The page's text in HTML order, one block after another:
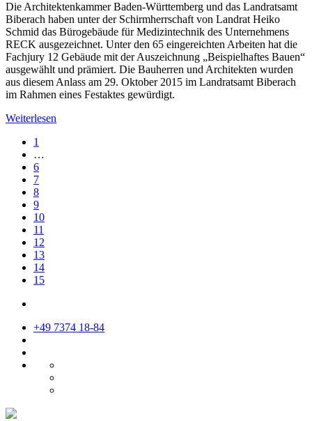
Die Architektenkammer Baden-Württemberg und das Landratsamt
Biberach haben unter der Schirmherrschaft von Landrat Heiko
Schmid das Bürogebäude für Medizintechnik des Unternehmens
RECK ausgezeichnet. Unter den 65 eingereichten Arbeiten hat die
Fachjury 12 Gebäude mit der Auszeichnung „Beispielhaftes Bauen“
ausgewählt und prämiert. Die Bauherren und Architekten wurden
aus diesem Anlass am 29. Oktober 2015 im Landratsamt Biberach
im Rahmen eines Festaktes gewürdigt.
Weiterlesen
1
…
6
7
8
9
10
11
12
13
14
15
+49 7374 18-84